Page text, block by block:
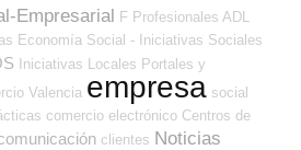
Empresarial F Profesionales ADL
Economía Social - Iniciativas Sociales
Iniciativas Locales Portales y
Valencia empresa social
comercio electrónico Centros de
clientes Noticias